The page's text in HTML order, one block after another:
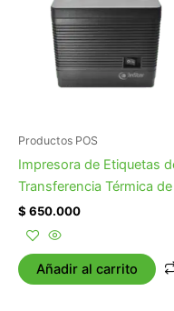
Productos POS
Impresora de Etiquetas
Transferencia Térmica de
$ 650.000
Añadir al carrito